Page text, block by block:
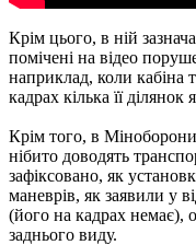
Крім цього, в ній
помічені на відео
наприклад, коли кабіна
кадрах кілька її ділянок
Крім того, в
нібито доводять
зафіксовано, як
маневрів, як заявили у
(його на кадрах немає),
заднього виду.